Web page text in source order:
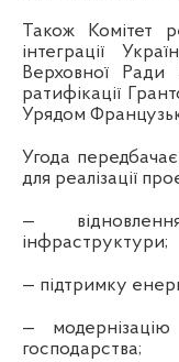
Також Комітет
інтеграції
Верховної
ратифікації
Урядом
Угода
для реалізації
—
інфраструктури;
— підтримку
— модернізацію
господарства;